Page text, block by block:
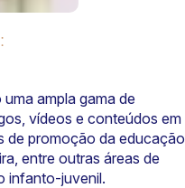
ampla gama de
vídeos e conteúdos em
de promoção da educação
entre outras áreas de
infanto-juvenil.